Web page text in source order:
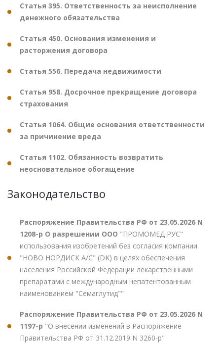
Статья 395. Ответственность за неисполнение
денежного обязательства
Статья 450. Основания изменения и
расторжения договора
Статья 556. Передача недвижимости
Статья 958. Досрочное прекращение договора
страхования
Статья 1064. Общие основания ответственности
за причинение вреда
Статья 1102. Обязанность возвратить
неосновательное обогащение
Законодательство
Распоряжение Правительства РФ от 23.05.2026 N
1208-р О разрешении ООО "ПРОМОМЕД РУС"
использования изобретений без согласия компании
"НОВО НОРДИСК А/С" (DK) в целях обеспечения
населения Российской Федерации лекарственными
препаратами с международным непатентованным
наименованием "Семаглутид""
Распоряжение Правительства РФ от 23.05.2026 N
1197-р "О внесении изменений в Распоряжение
Правительства РФ от 31.12.2019 N 3260-р"